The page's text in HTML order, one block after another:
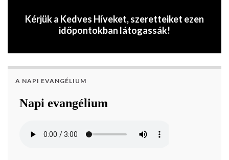
Kérjük a Kedves Híveket, szeretteiket ezen
időpontokban látogassák!
A NAPI EVANGÉLIUM